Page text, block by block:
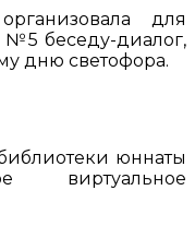
для
№5 беседу-диалог,
дню светофора.
юннаты
виртуальное